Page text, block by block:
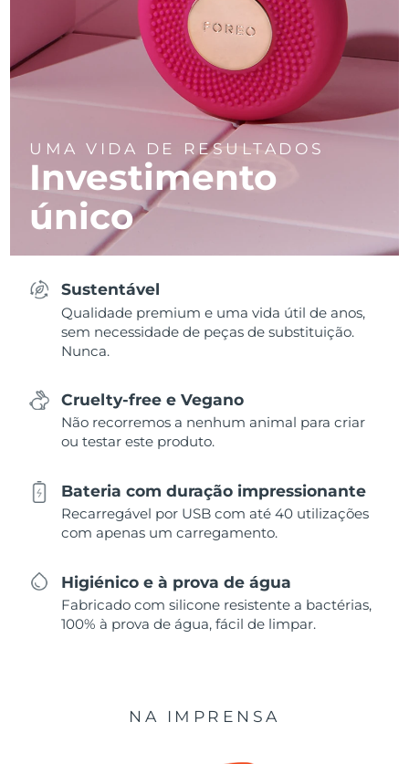
UMA VIDA DE RESULTADOS
Investimento
único
Sustentável
Qualidade premium e uma vida útil de anos,
sem necessidade de peças de substituição.
Nunca.
Cruelty-free e Vegano
Não recorremos a nenhum animal para criar
ou testar este produto.
Bateria com duração impressionante
Recarregável por USB com até 40 utilizações
com apenas um carregamento.
Higiénico e à prova de água
Fabricado com silicone resistente a bactérias,
100% à prova de água, fácil de limpar.
NA IMPRENSA